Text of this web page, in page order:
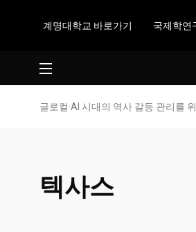
계명대학교 바로가기 국제학연
글로컬·AI 시대의 역사 갈등 관리를
텍사스